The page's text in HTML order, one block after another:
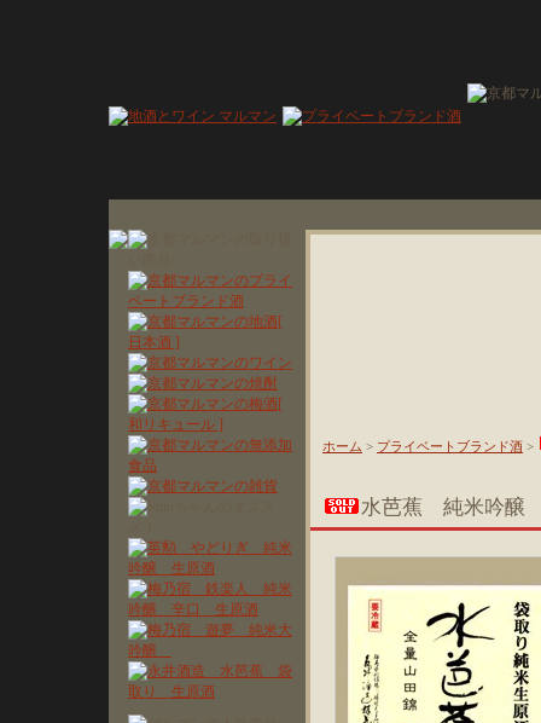
ホーム > プライベートブランド酒 >
水芭蕉 純米吟